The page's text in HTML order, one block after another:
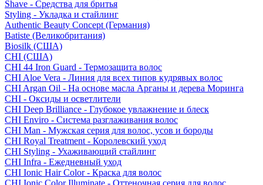
Shave - Средства для бритья
Styling - Укладка и стайлинг
Authentic Beauty Concept (Германия)
Batiste (Великобритания)
Biosilk (США)
CHI (США)
CHI 44 Iron Guard - Термозащита волос
CHI Aloe Vera - Линия для всех типов кудрявых волос
CHI Argan Oil - На основе масла Арганы и дерева Моринга
CHI - Оксиды и осветлители
CHI Deep Brilliance - Глубокое увлажнение и блеск
CHI Enviro - Система разглаживания волос
CHI Man - Мужская серия для волос, усов и бороды
CHI Royal Treatment - Королевский уход
CHI Styling - Ухаживающий стайлинг
CHI Infra - Ежедневный уход
CHI Ionic Hair Color - Краска для волос
CHI Ionic Color Illuminate - Оттеночная серия для волос